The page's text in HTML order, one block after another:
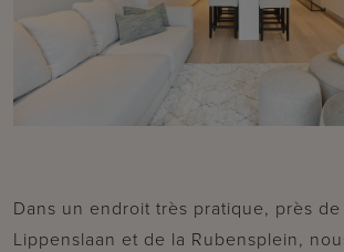
Dans un endroit très pratique, près
Lippenslaan et de la Rubensplein,